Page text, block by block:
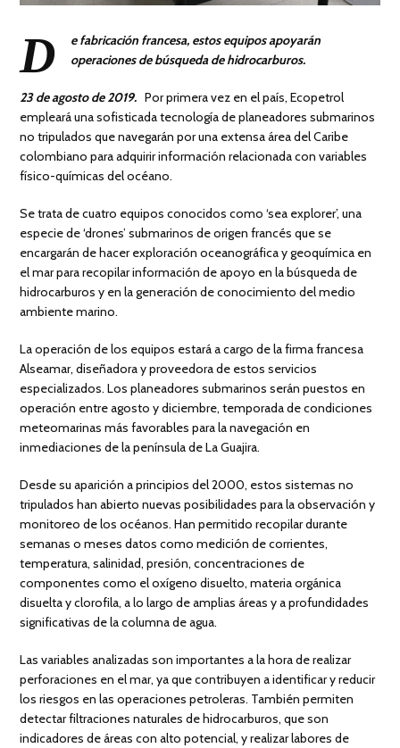
D
e fabricación francesa, estos equipos apoyarán
operaciones de búsqueda de hidrocarburos.
23 de agosto de 2019. Por primera vez en el país, Ecopetrol
empleará una sofisticada tecnología de planeadores submarinos
no tripulados que navegarán por una extensa área del Caribe
colombiano para adquirir información relacionada con variables
físico-químicas del océano.
Se trata de cuatro equipos conocidos como ‘sea explorer’, una
especie de ‘drones’ submarinos de origen francés que se
encargarán de hacer exploración oceanográfica y geoquímica en
el mar para recopilar información de apoyo en la búsqueda de
hidrocarburos y en la generación de conocimiento del medio
ambiente marino.
La operación de los equipos estará a cargo de la firma francesa
Alseamar, diseñadora y proveedora de estos servicios
especializados. Los planeadores submarinos serán puestos en
operación entre agosto y diciembre, temporada de condiciones
meteomarinas más favorables para la navegación en
inmediaciones de la península de La Guajira.
Desde su aparición a principios del 2000, estos sistemas no
tripulados han abierto nuevas posibilidades para la observación y
monitoreo de los océanos. Han permitido recopilar durante
semanas o meses datos como medición de corrientes,
temperatura, salinidad, presión, concentraciones de
componentes como el oxígeno disuelto, materia orgánica
disuelta y clorofila, a lo largo de amplias áreas y a profundidades
significativas de la columna de agua.
Las variables analizadas son importantes a la hora de realizar
perforaciones en el mar, ya que contribuyen a identificar y reducir
los riesgos en las operaciones petroleras. También permiten
detectar filtraciones naturales de hidrocarburos, que son
indicadores de áreas con alto potencial, y realizar labores de